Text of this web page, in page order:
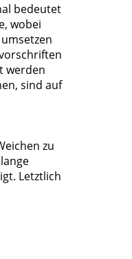
bedeutet
wobei
werden
sind auf
zu
Letztlich